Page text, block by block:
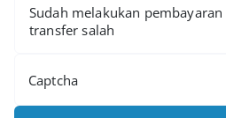
Captcha